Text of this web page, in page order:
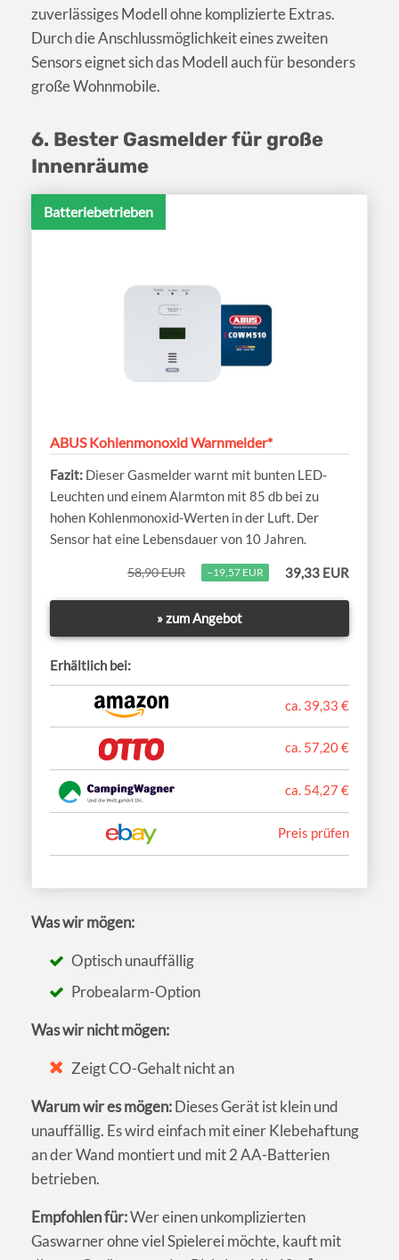
zuverlässiges Modell ohne komplizierte Extras.
Durch die Anschlussmöglichkeit eines zweiten
Sensors eignet sich das Modell auch für besonders
große Wohnmobile.
6. Bester Gasmelder für große
Innenräume
Batteriebetrieben
ABUS Kohlenmonoxid Warnmelder*
Dieser Gasmelder warnt mit bunten LED-
Leuchten und einem Alarmton mit 85 db bei zu
hohen Kohlenmonoxid-Werten in der Luft. Der
Sensor hat eine Lebensdauer von 10 Jahren.
58,90 EUR −19,57 EUR 39,33 EUR
» zum Angebot
Erhältlich bei:
ca. 39,33 €
ca. 57,20 €
ca. 54,27 €
Preis prüfen
Was wir mögen:
Optisch unauffällig
Probealarm-Option
Was wir nicht mögen:
Zeigt CO-Gehalt nicht an
Warum wir es mögen:Dieses Gerät ist klein und
unauffällig. Es wird einfach mit einer Klebehaftung
an der Wand montiert und mit 2 AA-Batterien
betrieben.
Empfohlen für:Wer einen unkomplizierten
Gaswarner ohne viel Spielerei möchte, kauft mit